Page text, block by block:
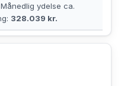
ydelse ca.
328.039 kr.